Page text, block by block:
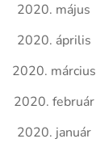
2020. május
2020. április
2020. március
2020. február
2020. január